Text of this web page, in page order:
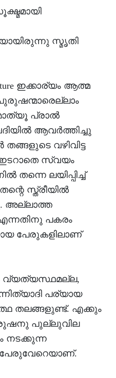
സ്മൃതി
nature ഇക്കാര്യം ആത്മ
പ്രാല്‍
ആവര്‍ത്തിച്ചു
വഴിവിട്ട
ഇടറാതെ സ്വയം
തന്നെ ലയിപ്പിച്ച്
സ്ത്രീയില്‍
അല്ലാത്ത
പകരം
പേരുകളിലാണ്
വ്യത്യസ്ഥമല്ല,
പര്യായ
തലങ്ങളുണ്ട്. എക്കും
പുല്ലുവില
നടക്കുന്ന